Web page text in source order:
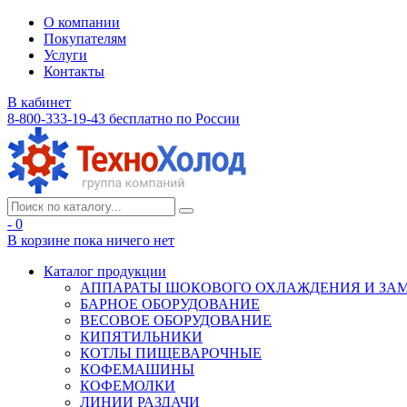
О компании
Покупателям
Услуги
Контакты
В кабинет
8-800-333-19-43 бесплатно по России
- 0
В корзине пока ничего нет
Каталог продукции
АППАРАТЫ ШОКОВОГО ОХЛАЖДЕНИЯ И
БАРНОЕ ОБОРУДОВАНИЕ
ВЕСОВОЕ ОБОРУДОВАНИЕ
КИПЯТИЛЬНИКИ
КОТЛЫ ПИЩЕВАРОЧНЫЕ
КОФЕМАШИНЫ
КОФЕМОЛКИ
ЛИНИИ РАЗДАЧИ